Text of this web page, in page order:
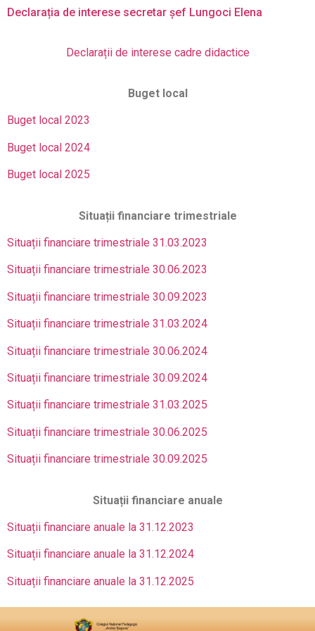
Declarația de interese secretar șef Lungoci Elena
Declarații de interese cadre didactice
Buget local
Buget local 2023
Buget local 2024
Buget local 2025
Situații financiare trimestriale
Situații financiare trimestriale 31.03.2023
Situații financiare trimestriale 30.06.2023
Situații financiare trimestriale 30.09.2023
Situații financiare trimestriale 31.03.2024
Situații financiare trimestriale 30.06.2024
Situații financiare trimestriale 30.09.2024
Situații financiare trimestriale 31.03.2025
Situații financiare trimestriale 30.06.2025
Situații financiare trimestriale 30.09.2025
Situații financiare anuale
Situații financiare anuale la 31.12.2023
Situații financiare anuale la 31.12.2024
Situații financiare anuale la 31.12.2025